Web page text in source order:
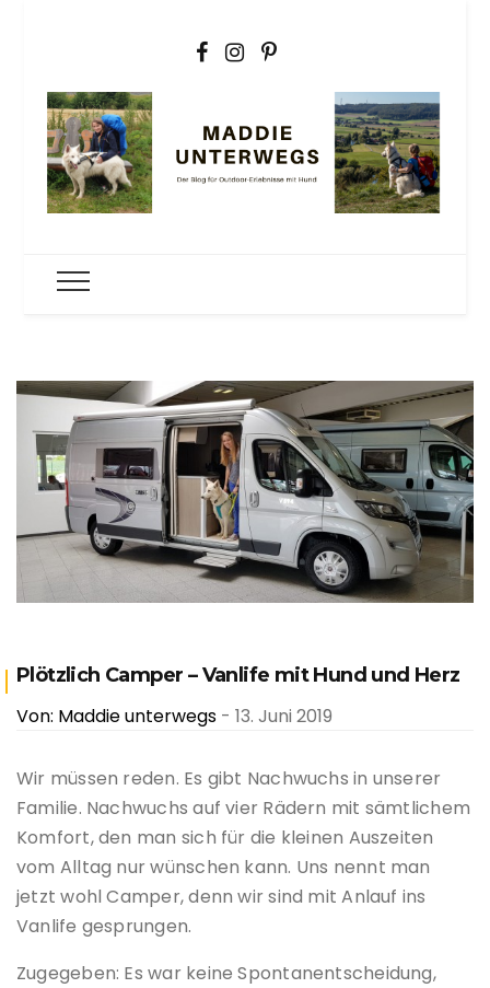
Plötzlich Camper – Vanlife mit Hund und Herz
Von: Maddie unterwegs - 13. Juni 2019
Wir müssen reden. Es gibt Nachwuchs in unserer
Familie. Nachwuchs auf vier Rädern mit sämtlichem
Komfort, den man sich für die kleinen Auszeiten
vom Alltag nur wünschen kann. Uns nennt man
jetzt wohl Camper, denn wir sind mit Anlauf ins
Vanlife gesprungen.
Zugegeben: Es war keine Spontanentscheidung,